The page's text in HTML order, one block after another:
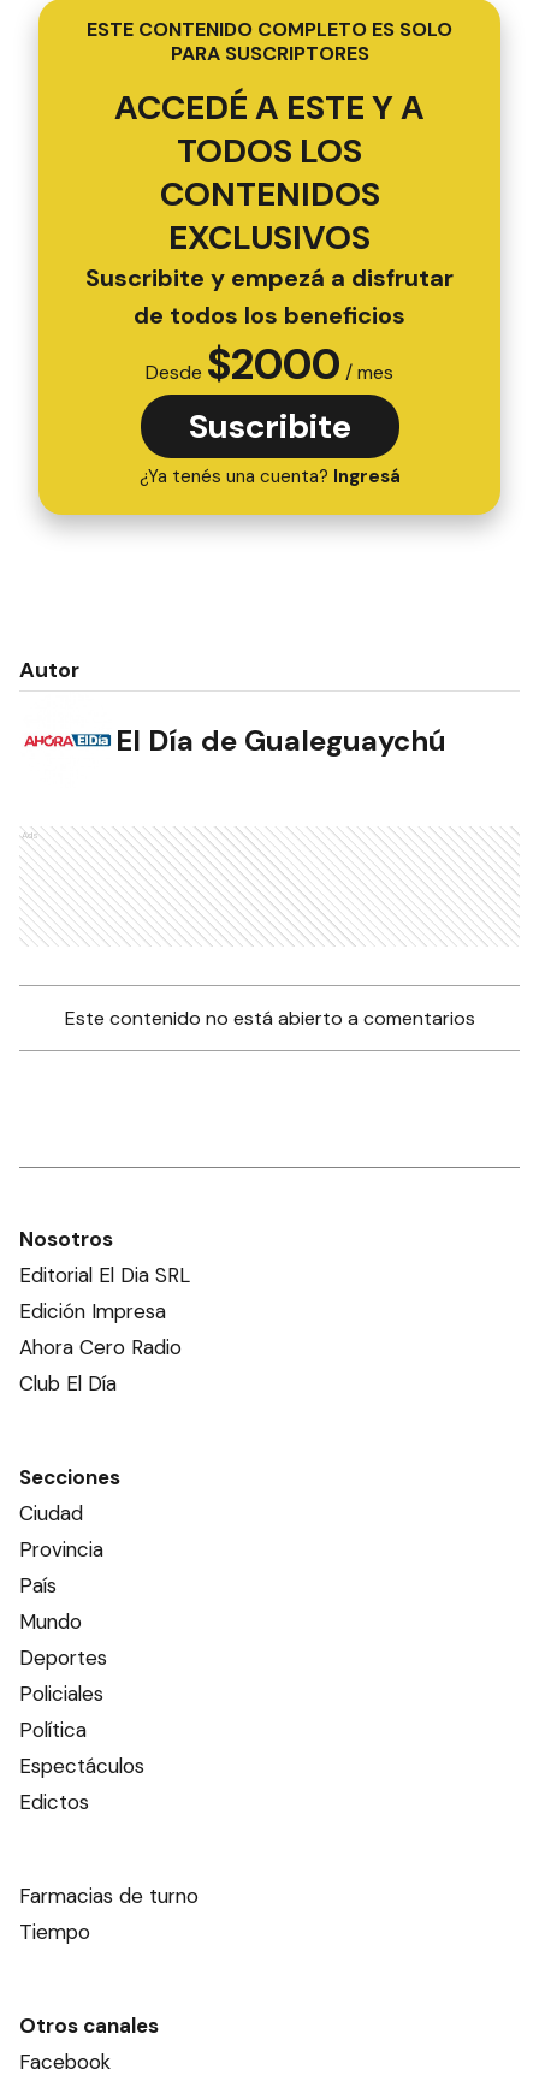
ESTE CONTENIDO COMPLETO ES SOLO
PARA SUSCRIPTORES
ACCEDÉ A ESTE Y A
TODOS LOS
CONTENIDOS
EXCLUSIVOS
Suscribite y empezá a disfrutar
de todos los beneficios
Desde $2000 / mes
Suscribite
¿Ya tenés una cuenta? Ingresá
Autor
El Día de Gualeguaychú
Ads
Este contenido no está abierto a comentarios
Nosotros
Editorial El Dia SRL
Edición Impresa
Ahora Cero Radio
Club El Día
Secciones
Ciudad
Provincia
País
Mundo
Deportes
Policiales
Política
Espectáculos
Edictos
Farmacias de turno
Tiempo
Otros canales
Facebook